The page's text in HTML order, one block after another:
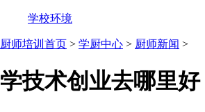
学校环境
厨师培训首页 > 学厨中心 > 厨师新闻 >
学技术创业去哪里好